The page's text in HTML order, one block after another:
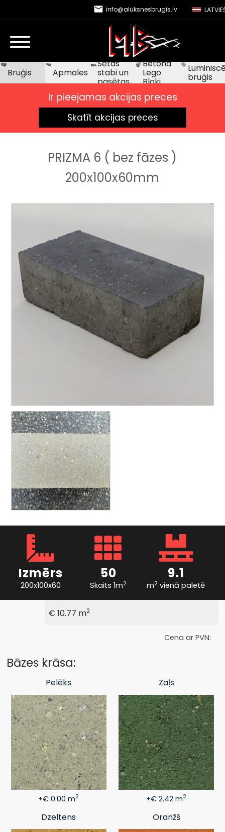
email info@aluksnesbrugis.lv
Bruģis Apmales
Sētas
stabi un
pasētas
Betona
Lego
Bloki bruģis
Ir pieejamas akcijas preces
Skatīt akcijas preces
PRIZMA 6 ( bez fāzes )
200x100x60mm
Izmērs
200x100x60
50
Skaits 1m2
9.1
m2 vienā paletē
€ 10.77 m2
Cena ar PVN:
Bāzes krāsa:
Pelēks
+€ 0.00 m2
Zaļs
+€ 2.42 m2
Dzeltens Oranžš